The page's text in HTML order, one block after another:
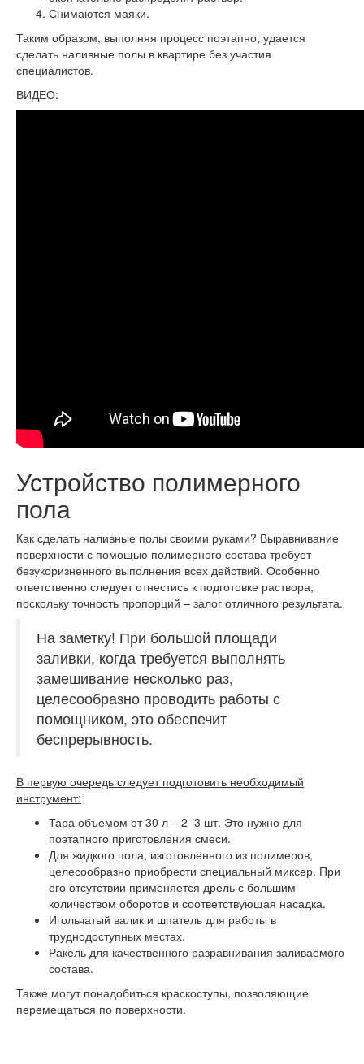
Снимаются маяки.
Таким образом, выполняя процесс поэтапно, удается
сделать наливные полы в квартире без участия
специалистов.
ВИДЕО:
Устройство полимерного
пола
Как сделать наливные полы своими руками? Выравнивание
поверхности с помощью полимерного состава требует
безукоризненного выполнения всех действий. Особенно
ответственно следует отнестись к подготовке раствора,
поскольку точность пропорций – залог отличного результата.
На заметку! При большой площади
заливки, когда требуется выполнять
замешивание несколько раз,
целесообразно проводить работы с
помощником, это обеспечит
беспрерывность.
В первую очередь следует подготовить необходимый
инструмент:
Тара объемом от 30 л – 2–3 шт. Это нужно для
поэтапного приготовления смеси.
Для жидкого пола, изготовленного из полимеров,
целесообразно приобрести специальный миксер. При
его отсутствии применяется дрель с большим
количеством оборотов и соответствующая насадка.
Игольчатый валик и шпатель для работы в
труднодоступных местах.
Ракель для качественного разравнивания заливаемого
состава.
Также могут понадобиться краскоступы, позволяющие
перемещаться по поверхности.